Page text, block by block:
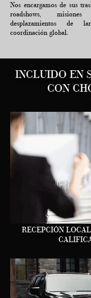
Nos encargamos de sus
roadshows,
desplazamientos de
coordinación global.
INCLUIDO EN
CON
RECEPCIÓN